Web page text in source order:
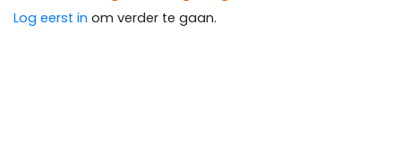
Log eerst in om verder te gaan.